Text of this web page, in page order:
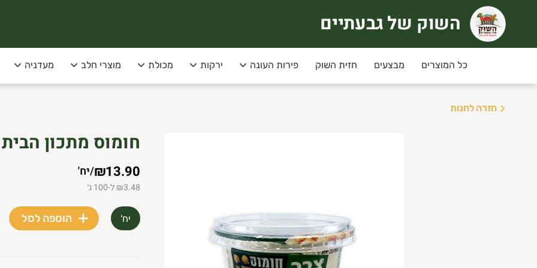
השוק של גבעתיים
ניתן להצטרף/לחדש חברות למועדון באיזור האישי.
השוק של גבעתיים
כל המוצרים מבצעים חזית השוק פירות העונה ירקות מכולת מוצרי חלב מעדניה
חזרה לחנות
חומוס מתכון הבית 400 גרם צבר
₪13.90
/יח'
₪3.48 ל-100 ג׳
יח' הוספה לסל